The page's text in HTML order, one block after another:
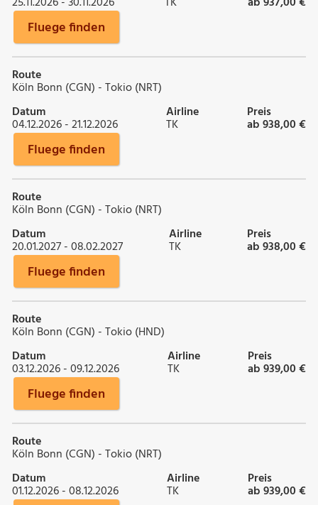
Fluege finden
Route
Köln Bonn (CGN) - Tokio (NRT)
Datum
04.12.2026 - 21.12.2026
Airline
TK
Preis
ab 938,00 €
Fluege finden
Route
Köln Bonn (CGN) - Tokio (NRT)
Datum
20.01.2027 - 08.02.2027
Airline
TK
Preis
ab 938,00 €
Fluege finden
Route
Köln Bonn (CGN) - Tokio (HND)
Datum
03.12.2026 - 09.12.2026
Airline
TK
Preis
ab 939,00 €
Fluege finden
Route
Köln Bonn (CGN) - Tokio (NRT)
Datum
01.12.2026 - 08.12.2026
Airline
TK
Preis
ab 939,00 €